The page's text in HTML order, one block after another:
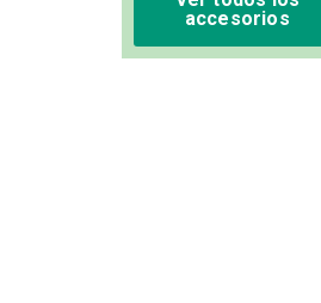
accesorios